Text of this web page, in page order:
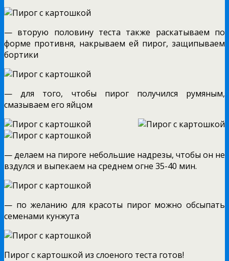
— вторую половину теста также раскатываем по
форме противня, накрываем ей пирог, защипываем
бортики
— для того, чтобы пирог получился румяным,
смазываем его яйцом
— делаем на пироге небольшие надрезы, чтобы он не
вздулся и выпекаем на среднем огне 35-40 мин.
— по желанию для красоты пирог можно обсыпать
семенами кунжута
Пирог с картошкой из слоеного теста готов!